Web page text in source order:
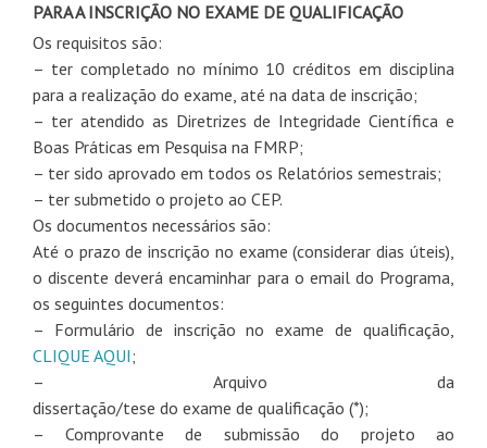
PARA A INSCRIÇÃO NO EXAME DE QUALIFICAÇÃO
Os requisitos são:
– ter completado no mínimo 10 créditos em disciplina
para a realização do exame, até na data de inscrição;
– ter atendido as Diretrizesde Integridade Científica e
Boas Práticas em Pesquisa na FMRP;
– ter sido aprovado em todos os Relatórios semestrais;
– ter submetido o projeto ao CEP.
Os documentos necessários são:
Até o prazode inscrição no exame (considerar dias úteis),
o discente deverá encaminhar para o email do Programa,
os seguintes documentos:
– Formulário de inscrição noexame de qualificação,
CLIQUE AQUI;
– Arquivo da
dissertação/tese do exame de qualificação (*);
– Comprovante de submissão do projeto ao